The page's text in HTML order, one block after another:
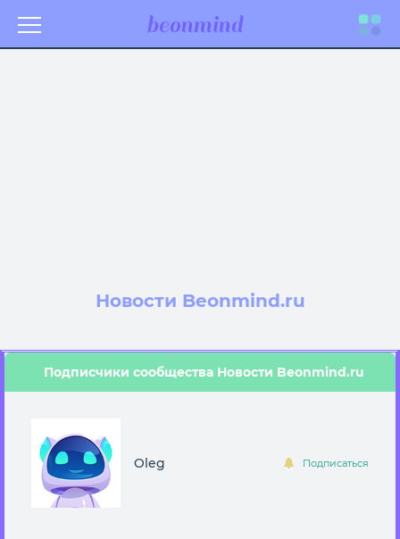
Toggle
beonmind
Новости Beonmind.ru
Подписчики сообщества Новости Beonmind.ru
Oleg Подписаться